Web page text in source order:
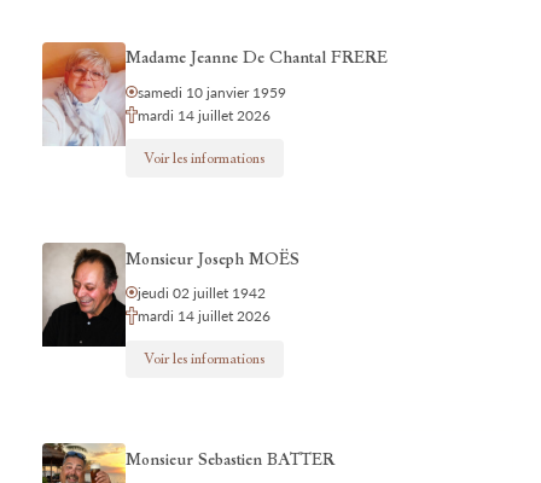
Madame Jeanne De Chantal FRERE
samedi 10 janvier 1959
mardi 14 juillet 2026
Voir les informations
Monsieur Joseph MOËS
jeudi 02 juillet 1942
mardi 14 juillet 2026
Voir les informations
Monsieur Sebastien BATTER